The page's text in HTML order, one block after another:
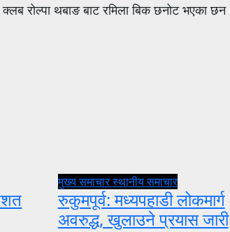
क्लब रोल्पा थबाङ बाट रमिला बिक छनोट भएका छन
मुख्य समाचारस्थानीय समाचार
रुकुमपूर्व: मध्यपहाडी लोकमार्ग
अवरुद्ध, खुलाउने प्रयास जारी